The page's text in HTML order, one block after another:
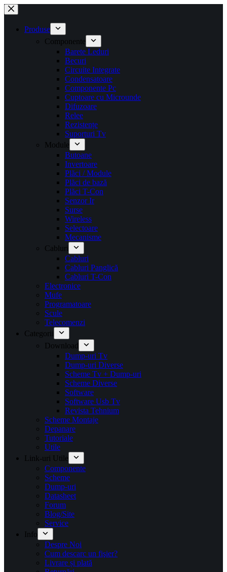
Sari
la
conținutProduse
Componente
Barete Leduri
Becuri
Circuite Integrate
Condensatoare
Componente Pc
Cuptoare cu Microunde
Difuzoare
Relee
Rezistențe
Suporturi Tv
Module
Butoane
Invertoare
Plăci / Module
Plăci de bază
Plăci T-Con
Senzor Ir
Surse
Wireless
Selectoare
Mecanisme
Cabluri
Cabluri
Cabluri Panglică
Cabluri T-Con
Electronice
Mufe
Programatoare
Scule
Telecomenzi
Categorii
Download
Dump-uri Tv
Dump-uri Diverse
Scheme Tv + Dump-uri
Scheme Diverse
Software
Software Usb Tv
Revista Tehnium
Scheme Montaje
Depanare
Tutoriale
Utile
Link-uri Utile
Componente
Scheme
Dump-uri
Datasheet
Forum
Blog/Site
Service
Info
Despre Noi
Cum descarc un fişier?
Livrare și plată